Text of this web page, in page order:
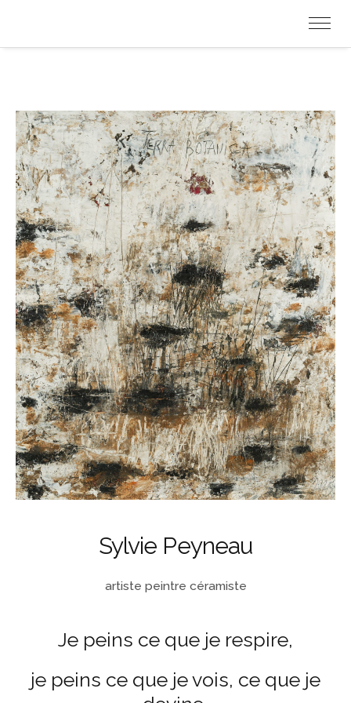
Sylvie Peyneau
artiste peintre céramiste
Je peins ce que je respire,
je peins ce que je vois, ce que je